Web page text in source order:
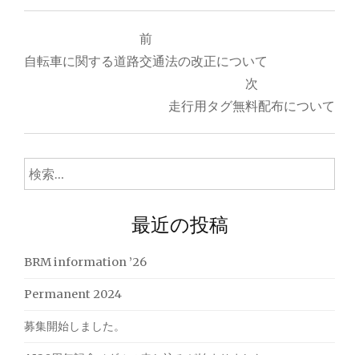
稿
ー
ン
前
自転車に関する道路交通法の改正について
次
走行用タグ無料配布について
検
索:
最近の投稿
BRM information ’26
Permanent 2024
募集開始しました。